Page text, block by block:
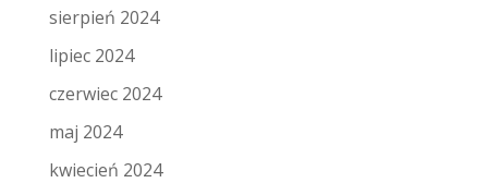
sierpień 2024
lipiec 2024
czerwiec 2024
maj 2024
kwiecień 2024